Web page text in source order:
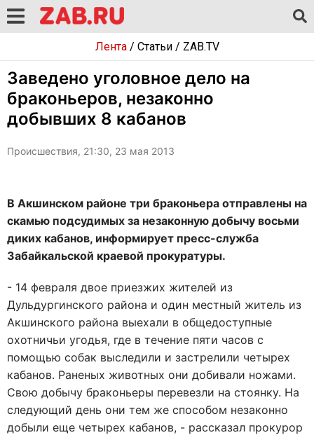
Лента/ Статьи/ ZAB.TV
Заведено уголовное дело на
браконьеров, незаконно
добывших 8 кабанов
Происшествия, 21:30, 23 мая 2013
В Акшинском районе три браконьера отправлены на
скамью подсудимых за незаконную добычу восьми
диких кабанов, информирует пресс-служба
Забайкальской краевой прокуратуры.
- 14 февраля двое приезжих жителей из
Дульдургинского района и один местный житель из
Акшинского района выехали в общедоступные
охотничьи угодья, где в течение пяти часов с
помощью собак выследили и застрелили четырех
кабанов. Раненых животных они добивали ножами.
Свою добычу браконьеры перевезли на стоянку. На
следующий день они тем же способом незаконно
добыли еще четырех кабанов, - рассказал прокурор